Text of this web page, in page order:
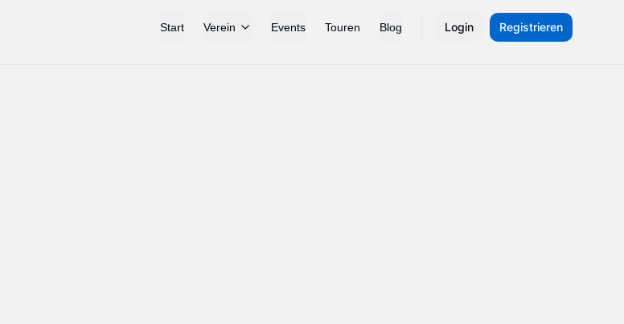
Start Verein Events Touren Blog Login Registrieren